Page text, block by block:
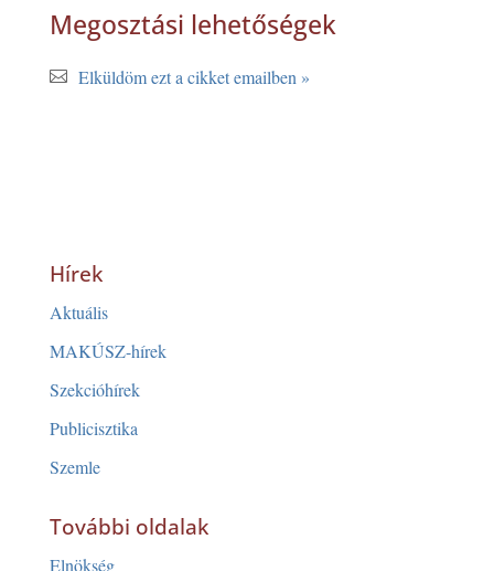
Megosztási lehetőségek
Elküldöm ezt a cikket emailben »
Hírek
Aktuális
MAKÚSZ-hírek
Szekcióhírek
Publicisztika
Szemle
További oldalak
Elnökség